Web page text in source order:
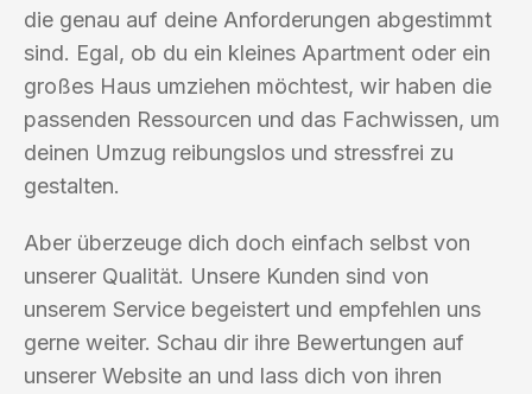
die genau auf deine Anforderungen abgestimmt
sind. Egal, ob du ein kleines Apartment oder ein
großes Haus umziehen möchtest, wir haben die
passenden Ressourcen und das Fachwissen, um
deinen Umzug reibungslos und stressfrei zu
gestalten.
Aber überzeuge dich doch einfach selbst von
unserer Qualität. Unsere Kunden sind von
unserem Service begeistert und empfehlen uns
gerne weiter. Schau dir ihre Bewertungen auf
unserer Website an und lass dich von ihren